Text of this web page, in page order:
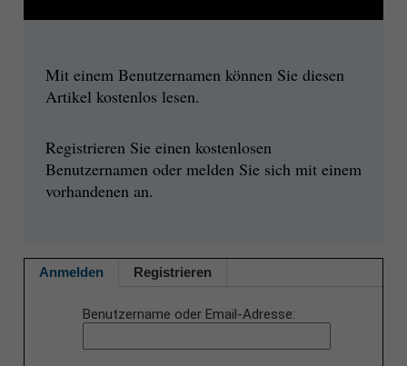
Mit einem Benutzernamen können Sie diesen
Artikel kostenlos lesen.
Registrieren Sie einen kostenlosen
Benutzernamen oder melden Sie sich mit einem
vorhandenen an.
Anmelden Registrieren
Benutzername oder Email-Adresse